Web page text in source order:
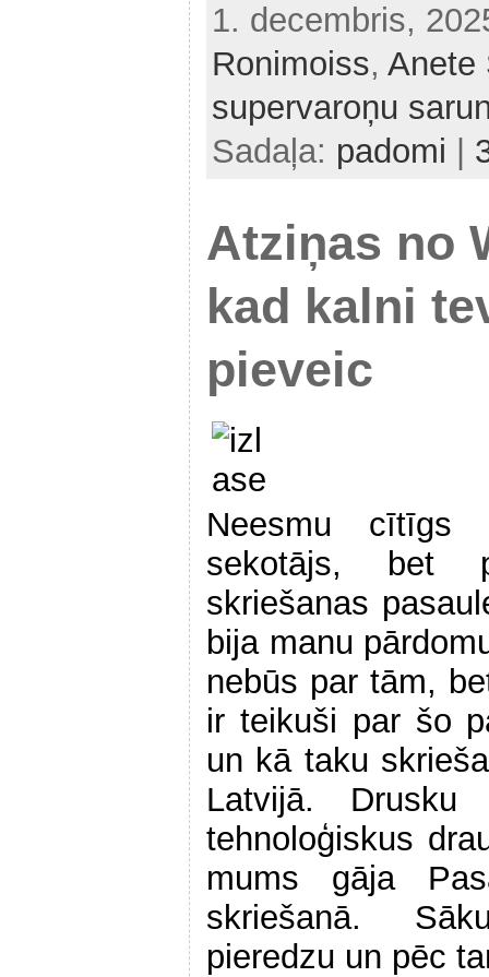
1. decembris,
Ronimoiss, Anete
supervaroņu
Sadaļa: padomi
Atziņas no
kad kalni
pieveic
Neesmu cītīgs
sekotājs, bet
skriešanas
bija manu
nebūs par tām,
ir teikuši par šo
un kā taku
Latvijā.
tehnoloģiskus
mums gāja
skriešanā.
pieredzu un pēc